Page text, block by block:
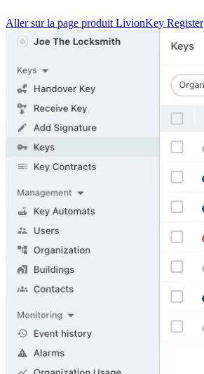
Aller sur la page produit LivionKey Register